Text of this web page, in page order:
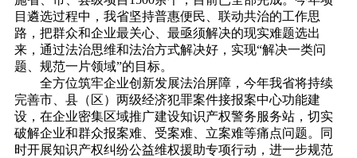
目遴选过程中，我省坚持普惠便民、联动共治的工作思
路，把群众和企业最关心、最亟须解决的现实难题选出
来，通过法治思维和法治方式解决好，实现“解决一类问
题、规范一片领域”的目标。
全方位筑牢企业创新发展法治屏障，今年我省将持续
完善市、县（区）两级经济犯罪案件接报案中心功能建
设，在企业密集区域推广建设知识产权警务服务站，切实
破解企业和群众报案难、受案难、立案难等痛点问题。同
时开展知识产权纠纷公益维权援助专项行动，进一步规范